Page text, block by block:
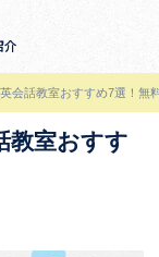
介
会話教室おすすめ7選！無
教室おすす